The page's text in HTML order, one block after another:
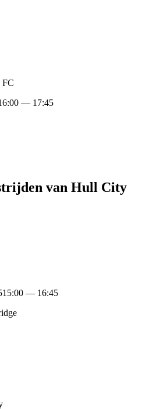
FC
— 17:45
van Hull City
15:00 — 16:45